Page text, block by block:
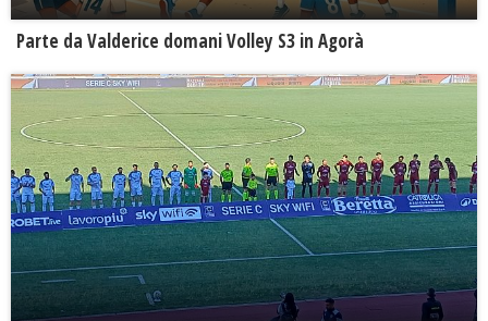
Parte da Valderice domani Volley S3 in Agorà